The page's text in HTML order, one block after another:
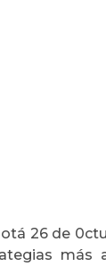
26 de
más